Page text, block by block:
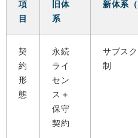
項
目
旧体
系
新体系（
契
約
形
態
永続
ライ
セン
ス＋
保守
契約
サブス
制